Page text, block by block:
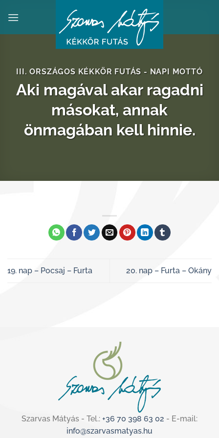
III. ORSZÁGOS KÉKKÖR FUTÁS - NAPI MOTTÓ
Aki magával akar ragadni
másokat, annak
önmagában kell hinnie.
19. nap – Pocsaj – Furta 20. nap – Furta – Okány
Szarvas Mátyás - Tel.: +36 70 398 63 02 - E-mail:
info@szarvasmatyas.hu